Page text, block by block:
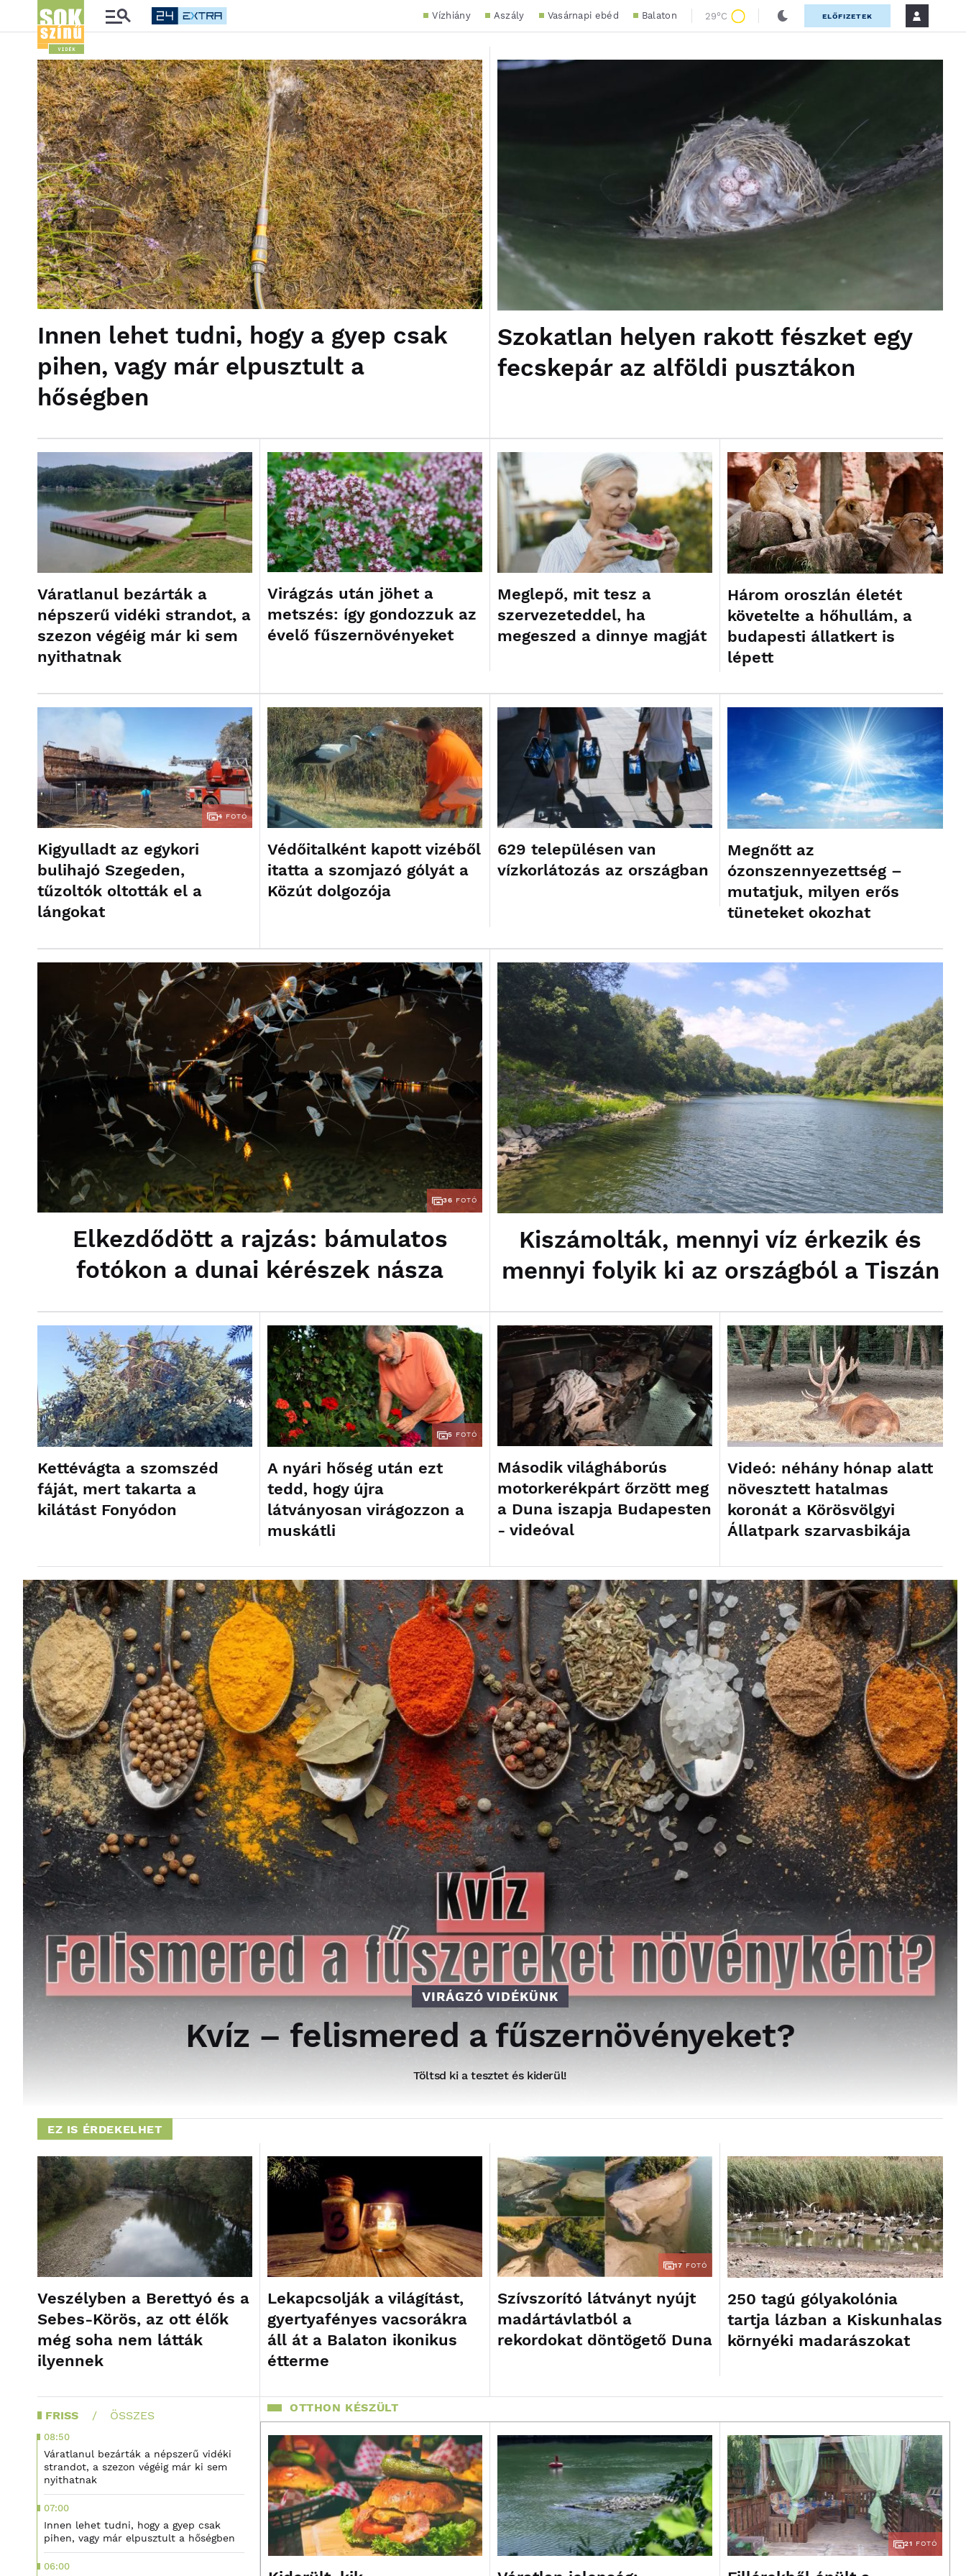
Vízhiány Aszály Vasárnapi ebéd Balaton 29°C ELŐFIZETEK
Innen lehet tudni, hogy a gyep csak
pihen, vagy már elpusztult a
hőségben
Szokatlan helyen rakott fészket egy
fecskepár az alföldi pusztákon
Váratlanul bezárták a
népszerű vidéki strandot, a
szezon végéig már ki sem
nyithatnak
Virágzás után jöhet a
metszés: így gondozzuk az
évelő fűszernövényeket
Meglepő, mit tesz a
szervezeteddel, ha
megeszed a dinnye magját
Három oroszlán életét
követelte a hőhullám, a
budapesti állatkert is
lépett
4 FOTÓ
Kigyulladt az egykori
bulihajó Szegeden,
tűzoltók oltották el a
lángokat
Védőitalként kapott vizéből
itatta a szomjazó gólyát a
Közút dolgozója
629 településen van
vízkorlátozás az országban
Megnőtt az
ózonszennyezettség –
mutatjuk, milyen erős
tüneteket okozhat
36 FOTÓ
Elkezdődött a rajzás: bámulatos
fotókon a dunai kérészek násza
Kiszámolták, mennyi víz érkezik és
mennyi folyik ki az országból a Tiszán
Kettévágta a szomszéd
fáját, mert takarta a
kilátást Fonyódon
5 FOTÓ
A nyári hőség után ezt
tedd, hogy újra
látványosan virágozzon a
muskátli
Második világháborús
motorkerékpárt őrzött meg
a Duna iszapja Budapesten
- videóval
Videó: néhány hónap alatt
növesztett hatalmas
koronát a Körösvölgyi
Állatpark szarvasbikája
VIRÁGZÓ VIDÉKÜNK
Kvíz – felismered a fűszernövényeket?
Töltsd ki a tesztet és kiderül!
EZ IS ÉRDEKELHET
Veszélyben a Berettyó és a
Sebes-Körös, az ott élők
még soha nem látták
ilyennek
Lekapcsolják a világítást,
gyertyafényes vacsorákra
áll át a Balaton ikonikus
étterme
17 FOTÓ
Szívszorító látványt nyújt
madártávlatból a
rekordokat döntögető Duna
250 tagú gólyakolónia
tartja lázban a Kiskunhalas
környéki madarászokat
FRISS ÖSSZES
08:50
Váratlanul bezárták a népszerű vidéki
strandot, a szezon végéig már ki sem
nyithatnak
07:00
Innen lehet tudni, hogy a gyep csak
pihen, vagy már elpusztult a hőségben
06:00
OTTHON KÉSZÜLT
21 FOTÓ